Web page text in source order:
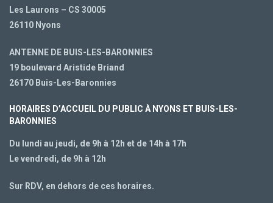
Les Laurons – CS 30005
26110 Nyons
ANTENNE DE BUIS-LES-BARONNIES
19 boulevard Aristide Briand
26170 Buis-Les-Baronnies
HORAIRES D’ACCUEIL DU PUBLIC À NYONS ET BUIS-LES-
BARONNIES
Du lundi au jeudi, de 9h à 12h et de 14h à 17h
Le vendredi, de 9h à 12h
Sur RDV, en dehors de ces horaires.